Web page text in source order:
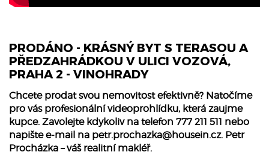
PRODÁNO - KRÁSNÝ BYT S TERASOU A
PŘEDZAHRÁDKOU V ULICI VOZOVÁ,
PRAHA 2 - VINOHRADY
Chcete prodat svou nemovitost efektivně? Natočíme
pro vás profesionální videoprohlídku, která zaujme
kupce. Zavolejte kdykoliv na telefon 777 211 511 nebo
napište e-mail na petr.prochazka@housein.cz. Petr
Procházka – váš realitní makléř.